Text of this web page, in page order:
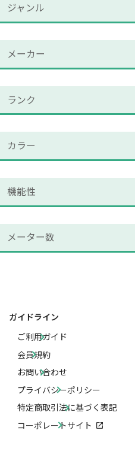
ジャンル
メーカー
ランク
カラー
機能性
メーター数
ガイドライン
ご利用ガイド
会員規約
お問い合わせ
プライバシーポリシー
特定商取引法に基づく表記
コーポレートサイト